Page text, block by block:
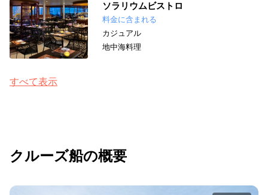
ソラリウムビストロ
料金に含まれる
カジュアル
地中海料理
すべて表示
クルーズ船の概要